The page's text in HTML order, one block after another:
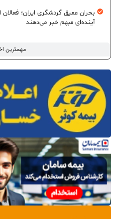
مهمترین
بحران عمیق گردشگری ایران؛
آینده‌ای مبهم خبر می‌دهند